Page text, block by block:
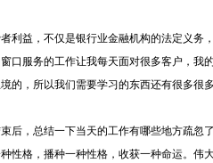
利益，不仅是银行业金融机构的法定义
口服务的工作让我每天面对很多客户，
的，所以我们需要学习的东西还有很多
后，总结一下当天的工作有哪些地方疏忽
性格，播种一种性格，收获一种命运。